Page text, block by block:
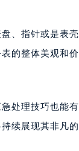
、指针或是表壳
的整体美观和价
处理技巧也能有
续展现其非凡的